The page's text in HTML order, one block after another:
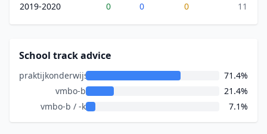
2019-2020
0 0 0 11
School track advice
praktijkonderwijs
71.4%
vmbo-b
21.4%
vmbo-b / -k
7.1%